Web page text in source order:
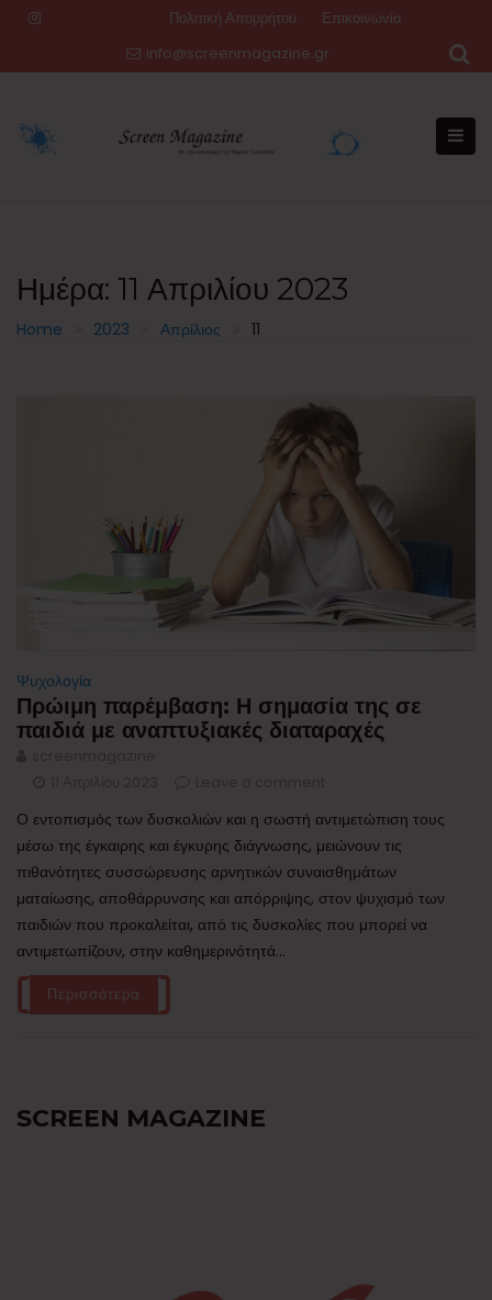
Πολιτική Απορρήτου
Επικοινωνία
info@screenmagazine.gr
Ημέρα: 11 Απριλίου 2023
Home 2023 Απρίλιος 11
Ψυχολογία
Πρώιμη παρέμβαση: Η σημασία της σε
παιδιά με αναπτυξιακές διαταραχές
Ο εντοπισμός των δυσκολιών και η σωστή αντιμετώπιση τους
μέσω της έγκαιρης και έγκυρης διάγνωσης, μειώνουν τις
πιθανότητες συσσώρευσης αρνητικών συναισθημάτων
ματαίωσης, αποθάρρυνσης και απόρριψης, στον ψυχισμό των
παιδιών που προκαλείται, από τις δυσκολίες που μπορεί να
αντιμετωπίζουν, στην καθημερινότητά...
Περισσότερα
SCREEN MAGAZINE